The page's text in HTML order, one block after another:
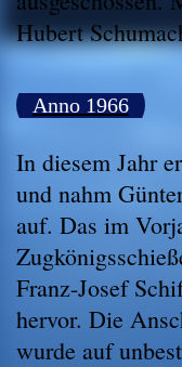
Hubert
Anno 1966
In diesem Jahr
und nahm
auf. Das im
Franz-Josef
hervor. Die
wurde auf